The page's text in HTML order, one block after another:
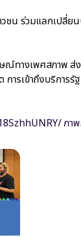
วชน ร่วมแลกเปลี่
ณ์ทางเพศสภาพ ส่
รเข้าถึงบริการรัฐ
ภา